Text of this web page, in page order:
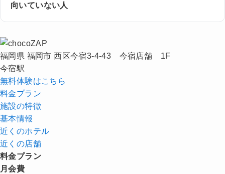
向いていない人
福岡県 福岡市 西区今宿3-4-43 今宿店舗 1F
今宿駅
無料体験はこちら
料金プラン
施設の特徴
基本情報
近くのホテル
近くの店舗
料金プラン
月会費